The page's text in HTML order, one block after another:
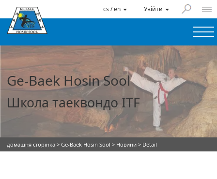
cs / en Увійти
Ge-Baek Hosin Sool
Школа таеквондо ITF
домашня сторінка > Ge-Baek Hosin Sool > Новини > Detail